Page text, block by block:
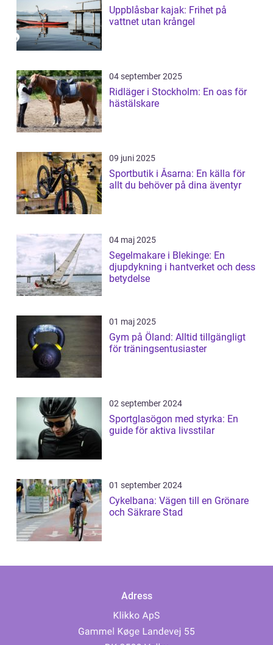
Uppblåsbar kajak: Frihet på
vattnet utan krångel
04 september 2025
Ridläger i Stockholm: En oas för
hästälskare
09 juni 2025
Sportbutik i Åsarna: En källa för
allt du behöver på dina äventyr
04 maj 2025
Segelmakare i Blekinge: En
djupdykning i hantverket och dess
betydelse
01 maj 2025
Gym på Öland: Alltid tillgängligt
för träningsentusiaster
02 september 2024
Sportglasögon med styrka: En
guide för aktiva livsstilar
01 september 2024
Cykelbana: Vägen till en Grönare
och Säkrare Stad
Adress